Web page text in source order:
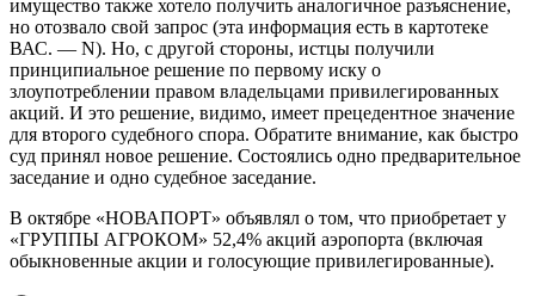
имущество также хотело получить аналогичное разъяснение,
но отозвало свой запрос (эта информация есть в картотеке
ВАС. — N). Но, с дру­гой стороны, истцы получили
принципиальное решение по первому иску о
злоупотреблении правом владельцами привилегированных
акций. И это решение, видимо, имеет прецедентное значение
для второго судебного спора. Обратите вни­мание, как быстро
суд принял новое решение. Состоялись одно предварительное
заседание и одно судебное заседание.
В октябре «НОВАПОРТ» объявлял о том, что приобретает у
«ГРУППЫ АГРОКОМ» 52,4% акций аэропорта (включая
обыкновенные акции и голосующие привилегированные).